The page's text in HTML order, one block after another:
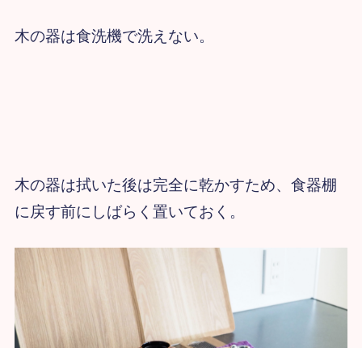
木の器は食洗機で洗えない。
木の器は拭いた後は完全に乾かすため、食器棚
に戻す前にしばらく置いておく。